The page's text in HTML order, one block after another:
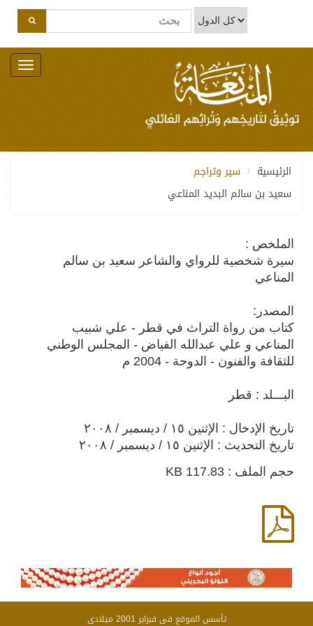
Toggle
navigation
الرئيسية
سير وتراجم
سعيد بن سالم البديد المناعي
الملخص :
سيرة شخصية للرواي والشاعر سعيد بن سالم
المناعي
المصدر:
كتاب من رواة التراث في قطر - علي شبيب
المناعي و علي عبدالله الفياض - المجلس الوطني
للثقافة والفنون - الدوحة - 2004 م
البـــلد : قطر
تاريخ الإدخال : الإثنين ١٥ / ديسمبر / ٢٠٠٨
تاريخ التحديث : الإثنين ١٥ / ديسمبر / ٢٠٠٨
حجم الملف : 117.83 KB
تأسس الموقع فى فبراير 2001 ميلادى